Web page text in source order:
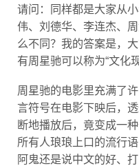
请问：同样都是大家从
伟、刘德华、李连杰、
么不同？我的答案是，
有周星驰可以称为“文化现
周星驰的电影里充满了
言符号在电影下映后，
断地播放后，竟变成一
所有人琅琅上口的流行
阿鬼还是说中文的好、